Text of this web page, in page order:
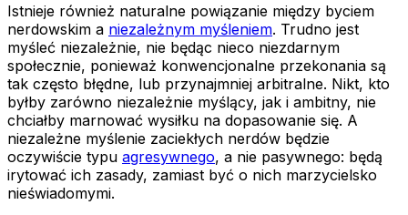
Istnieje również naturalne powiązanie między byciem
nerdowskim a niezależnym myśleniem. Trudno jest
myśleć niezależnie, nie będąc nieco niezdarnym
społecznie, ponieważ konwencjonalne przekonania są
tak często błędne, lub przynajmniej arbitralne. Nikt, kto
byłby zarówno niezależnie myślący, jak i ambitny, nie
chciałby marnować wysiłku na dopasowanie się. A
niezależne myślenie zaciekłych nerdów będzie
oczywiście typu agresywnego, a nie pasywnego: będą
irytować ich zasady, zamiast być o nich marzycielsko
nieświadomymi.